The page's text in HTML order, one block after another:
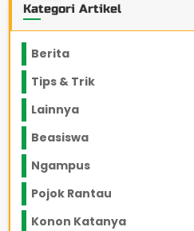
Kategori Artikel
Berita
Tips & Trik
Lainnya
Beasiswa
Ngampus
Pojok Rantau
Konon Katanya